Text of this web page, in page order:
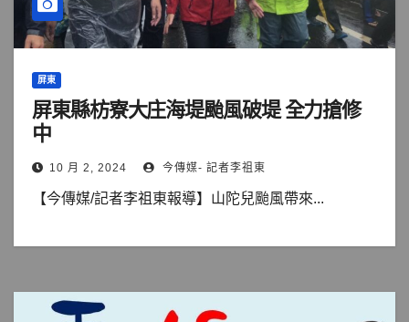
屏東
屏東縣枋寮大庄海堤颱風破堤 全力搶修
中
10 月 2, 2024 今傳媒- 記者李祖東
【今傳媒/記者李祖東報導】山陀兒颱風帶來...